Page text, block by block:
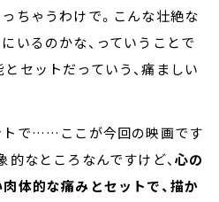
ちゃうわけで。こんな壮絶な
いるのかな、っていうことで
セットだっていう、痛ましい
トで……ここが今回の映画です
的なところなんですけど、心の
体的な痛みとセットで、描か